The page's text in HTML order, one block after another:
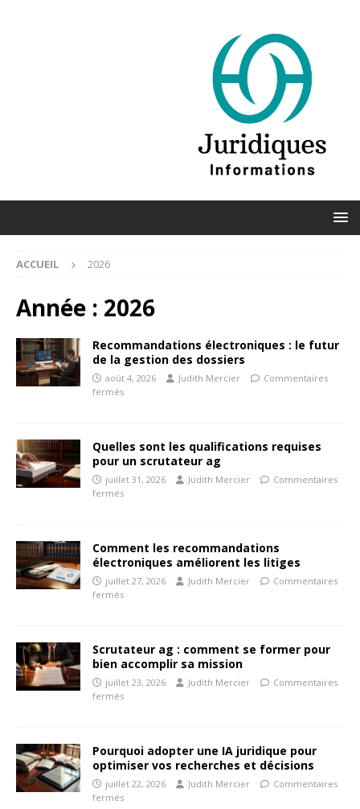
ACCUEIL 2026
Année : 2026
Recommandations électroniques : le futur
de la gestion des dossiers
août 4, 2026 Judith Mercier
Commentaires
fermés
Quelles sont les qualifications requises
pour un scrutateur ag
juillet 31, 2026 Judith Mercier
Commentaires
fermés
Comment les recommandations
électroniques améliorent les litiges
juillet 27, 2026 Judith Mercier
Commentaires
fermés
Scrutateur ag : comment se former pour
bien accomplir sa mission
juillet 23, 2026 Judith Mercier
Commentaires
fermés
Pourquoi adopter une IA juridique pour
optimiser vos recherches et décisions
juillet 22, 2026 Judith Mercier
Commentaires
fermés